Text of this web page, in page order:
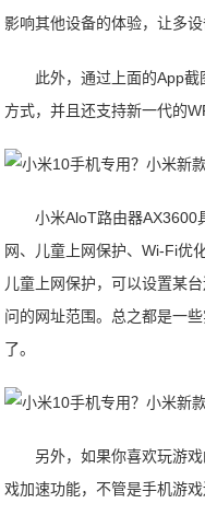
影响其他设备的体验，让多设
此外，通过上面的App
方式，并且还支持新一代的
小米AloT路由器AX3600
网、儿童上网保护、Wi-Fi优
儿童上网保护，可以设置某
问的网址范围。总之都是一
了。
另外，如果你喜欢玩游
戏加速功能，不管是手机游